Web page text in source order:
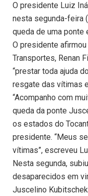
O presidente Luiz
nesta segunda-feira
queda de uma ponte
O presidente
Transportes, Renan
“prestar toda ajuda
resgate das vítimas
“Acompanho com
queda da ponte
os estados do
presidente. “Meus
vítimas”, escreveu
Nesta segunda,
desaparecidos em
Juscelino